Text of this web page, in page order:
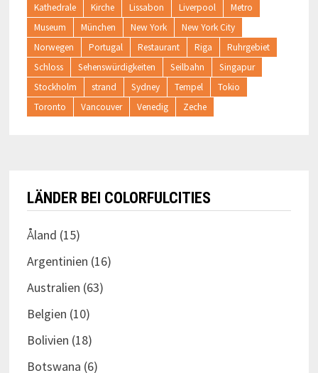
Kathedrale
Kirche Lissabon Liverpool
Metro
Museum
München New York
New York City
Norwegen
Portugal Restaurant Riga
Ruhrgebiet
Schloss
Sehenswürdigkeiten Seilbahn
Singapur
Stockholm
strand Sydney Tempel
Tokio
Toronto
Vancouver Venedig Zeche
LÄNDER BEI COLORFULCITIES
Åland (15)
Argentinien (16)
Australien (63)
Belgien (10)
Bolivien (18)
Botswana (6)